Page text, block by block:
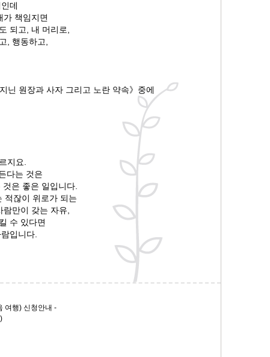
데
가 책임지면
되고, 내 머리로,
, 행동하고,
닌 원장과 사자 그리고 노란 약속》중에
지요.
다는 것은
은 좋은 일입니다.
적잖이 위로가 되는
만이 갖는 자유,
수 있다면
입니다.
여행) 신청안내 -